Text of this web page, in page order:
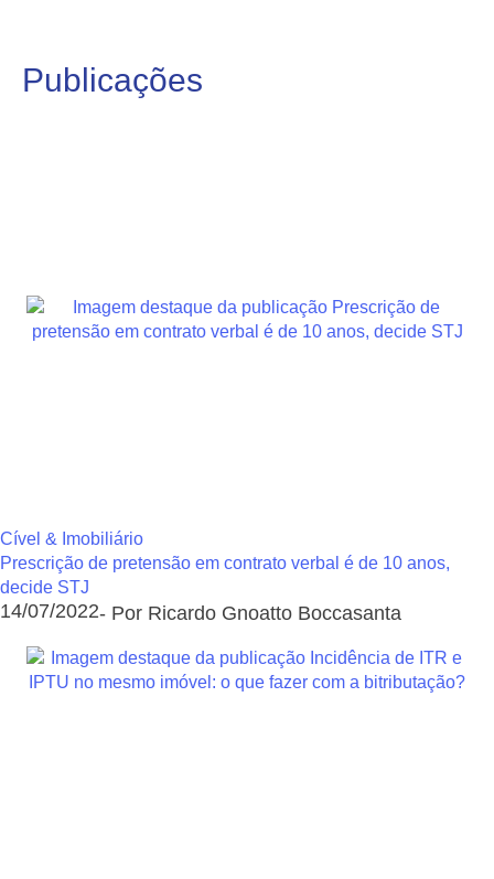
Publicações
Cível & Imobiliário
Prescrição de pretensão em contrato verbal é de 10 anos,
decide STJ
14/07/2022- Por Ricardo Gnoatto Boccasanta